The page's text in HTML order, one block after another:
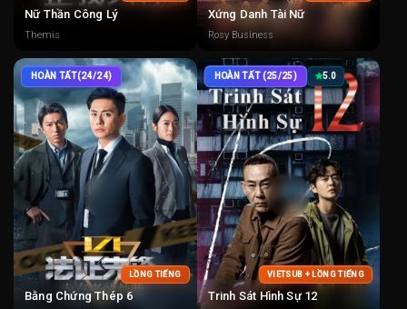
Nữ Thần Công Lý
Themis
Xứng Danh Tài Nữ
Rosy Business
HOÀN TẤT(24/24)
LỒNG TIẾNG
Bằng Chứng Thép 6
HOÀN TẤT (25/25) 5.0
VIETSUB + LỒNG TIẾNG
Trinh Sát Hình Sự 12